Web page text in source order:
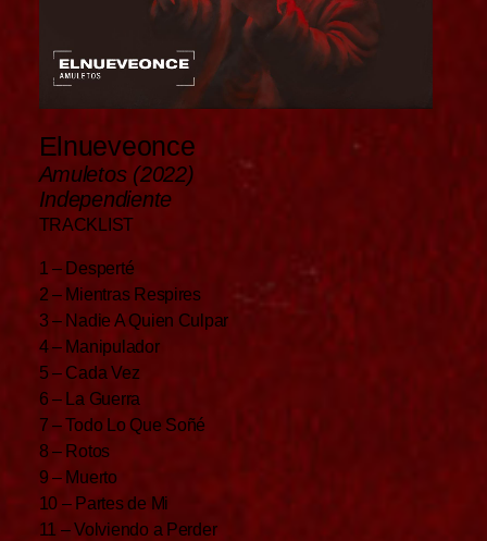
Elnueveonce
Amuletos (2022)
Independiente
TRACKLIST
1 – Desperté
2 – Mientras Respires
3 – Nadie A Quien Culpar
4 – Manipulador
5 – Cada Vez
6 – La Guerra
7 – Todo Lo Que Soñé
8 – Rotos
9 – Muerto
10 – Partes de Mi
11 – Volviendo a Perder